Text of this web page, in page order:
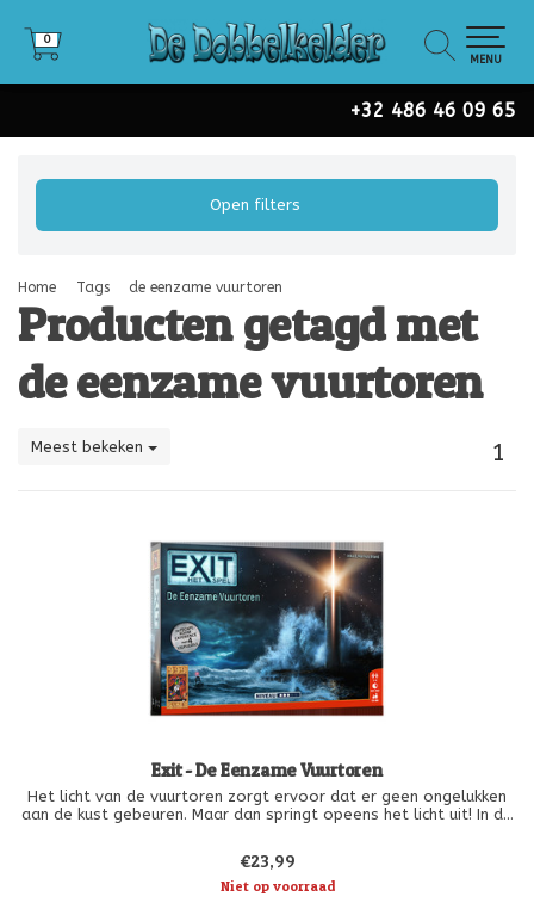
+32 486 46 09 65
0
0
MENU
Open filters
Home Tags de eenzame vuurtoren
Producten getagd met
de eenzame vuurtoren
Meest bekeken 1
Exit - De Eenzame Vuurtoren
Het licht van de vuurtoren zorgt ervoor dat er geen ongelukken
aan de kust gebeuren. Maar dan springt opeens het licht uit! In de
€23,99
Niet op voorraad